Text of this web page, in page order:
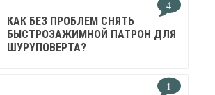
4
КАК БЕЗ ПРОБЛЕМ СНЯТЬ
БЫСТРОЗАЖИМНОЙ ПАТРОН ДЛЯ
ШУРУПОВЕРТА?
1